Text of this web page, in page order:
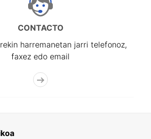
CONTACTO
harremanetan jarri telefonoz,
faxez edo email